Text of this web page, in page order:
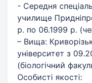
- Середня
училище
р. по 06.1999 р.
– Вища:
університет з
(біологічний
Особисті якості: